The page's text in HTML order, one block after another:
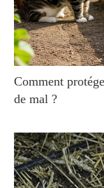
Comment
de mal ?